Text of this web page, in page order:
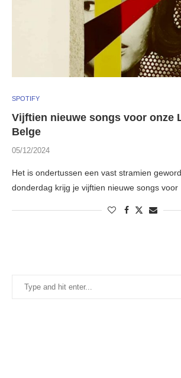
SPOTIFY
Vijftien nieuwe songs voor onze
Belge
05/12/2024
Het is ondertussen een vast stramien
donderdag krijg je vijftien nieuwe songs